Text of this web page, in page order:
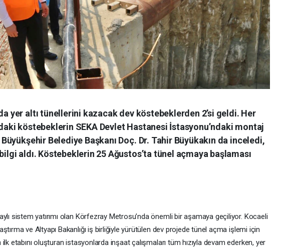
yer altı tünellerini kazacak dev köstebeklerden 2’si geldi. Her
köstebeklerin SEKA Devlet Hastanesi İstasyonu’ndaki montaj
Büyükşehir Belediye Başkanı Doç. Dr. Tahir Büyükakın da inceledi,
aldı. Köstebeklerin 25 Ağustos’ta tünel açmaya başlaması
sistem yatırımı olan Körfezray Metrosu’nda önemli bir aşamaya geçiliyor. Kocaeli
ve Altyapı Bakanlığı iş birliğiyle yürütülen dev projede tünel açma işlemi için
ilk etabını oluşturan istasyonlarda inşaat çalışmaları tüm hızıyla devam ederken, yer